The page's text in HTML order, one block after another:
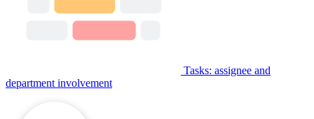
Tasks: assignee and
department involvement